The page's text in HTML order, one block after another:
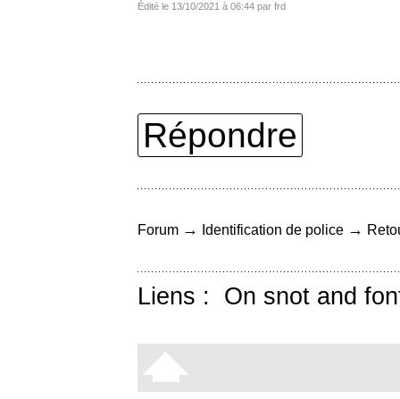
Édité le 13/10/2021 à 06:44 par frd
Répondre
Forum → Identification de police →
Liens : On snot and